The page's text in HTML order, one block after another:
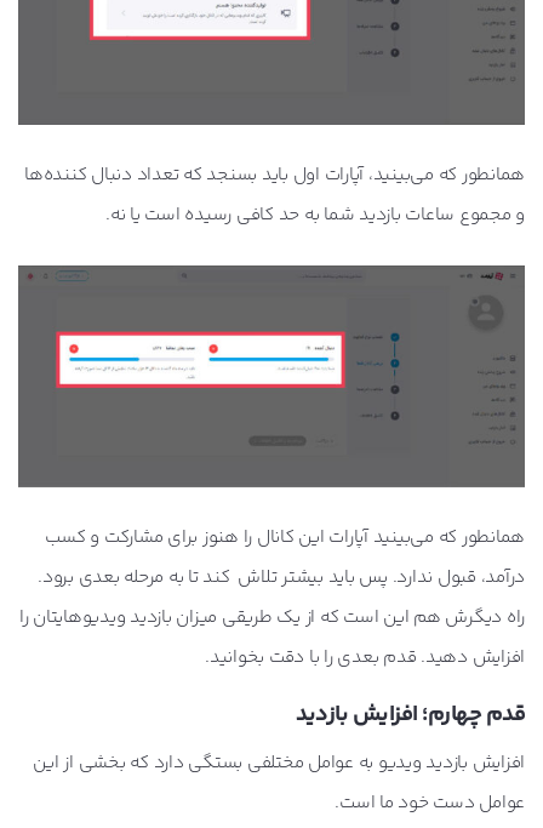
همانطور که می‌بینید، آپارات اول باید بسنجد که تعداد دنبال کننده‌ها
و مجموع ساعات بازدید شما به حد کافی رسیده است یا نه.
همانطور که می‌بینید آپارات این کانال را هنوز برای مشارکت و کسب
درآمد، قبول ندارد. پس باید بیشتر تلاش کند تا به مرحله بعدی برود.
راه دیگرش هم این است که از یک طریقی میزان بازدید ویدیوهایتان را
افزایش دهید. قدم بعدی را با دقت بخوانید.
قدم چهارم؛ افزایش بازدید
افزایش بازدید ویدیو به عوامل مختلفی بستگی دارد که بخشی از این
عوامل دست خود ما است.